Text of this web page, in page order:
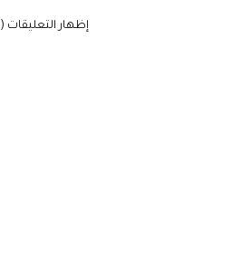
‫إظهار التعليقات (2)